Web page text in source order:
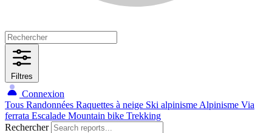
Filtres
Connexion
Tous Randonnées Raquettes à neige Ski alpinisme Alpinisme Via
ferrata Escalade Mountain bike Trekking
Rechercher